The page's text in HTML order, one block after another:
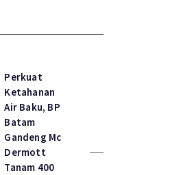
Perkuat
Ketahanan
Air Baku, BP
Batam
Gandeng Mc
Dermott
Tanam 400